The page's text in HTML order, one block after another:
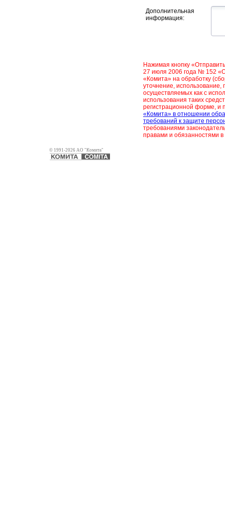
Дополнительная
информация:
Нажимая кнопку
27 июля 2006 года № 152
«Комита» на обработку
уточнение, использование,
осуществляемых как с
использования таких
регистрационной форме, и
«Комита» в отношении
требований к защите
требованиями
правами и обязанностями в
© 1991-2026 АО "Комита"